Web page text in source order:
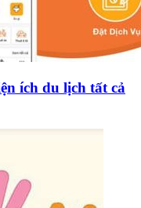
ích du lịch tất cả